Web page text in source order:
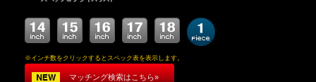
※インチ数をクリックするとスペック表を表示します。
マッチング検索はこちら»